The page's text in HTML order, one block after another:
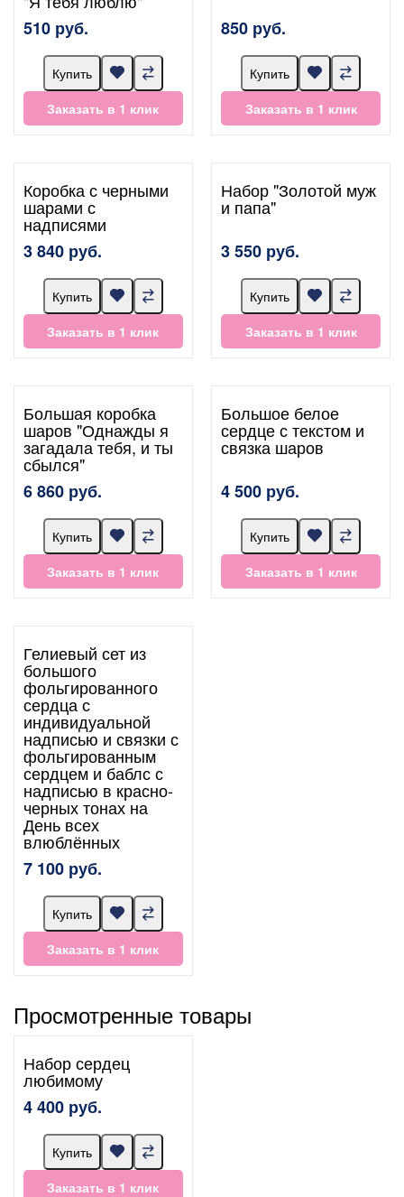
510 руб.
Купить
Заказать в 1 клик
850 руб.
Купить
Заказать в 1 клик
Коробка с черными
шарами с
надписями
3 840 руб.
Купить
Заказать в 1 клик
Набор "Золотой муж
и папа"
3 550 руб.
Купить
Заказать в 1 клик
Большая коробка
шаров "Однажды я
загадала тебя, и ты
сбылся"
6 860 руб.
Купить
Заказать в 1 клик
Большое белое
сердце с текстом и
связка шаров
4 500 руб.
Купить
Заказать в 1 клик
Гелиевый сет из
большого
фольгированного
сердца с
индивидуальной
надписью и связки с
фольгированным
сердцем и баблс с
надписью в красно-
черных тонах на
День всех
влюблённых
7 100 руб.
Купить
Заказать в 1 клик
Просмотренные товары
Набор сердец
любимому
4 400 руб.
Купить
Заказать в 1 клик